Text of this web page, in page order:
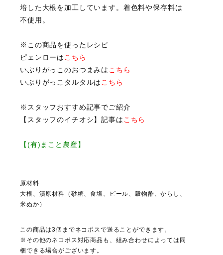
培した大根を加工しています。着色料や保存料は
不使用。
※この商品を使ったレシピ
ピェンローは こちら
いぶりがっこのおつまみは こちら
いぶりがっこタルタルは こちら
※スタッフおすすめ記事でご紹介
【スタッフのイチオシ】記事は こちら
【(有)まこと農産】
原材料
大根、漬原材料（砂糖、食塩、ビール、穀物酢、からし、
米ぬか）
この商品は3個までネコポスで送ることができます。
※その他のネコポス対応商品も、組み合わせによっては同
梱できる場合がございます。